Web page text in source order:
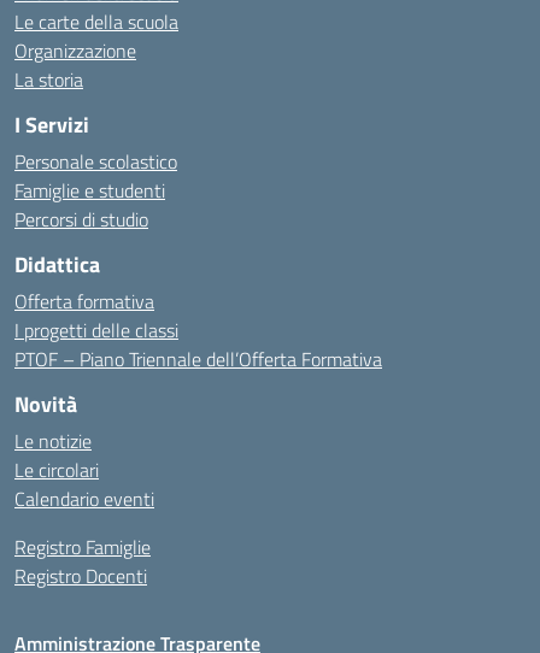
Le carte della scuola
Organizzazione
La storia
I Servizi
Personale scolastico
Famiglie e studenti
Percorsi di studio
Didattica
Offerta formativa
I progetti delle classi
PTOF – Piano Triennale dell’Offerta Formativa
Novità
Le notizie
Le circolari
Calendario eventi
Registro Famiglie
Registro Docenti
Amministrazione Trasparente